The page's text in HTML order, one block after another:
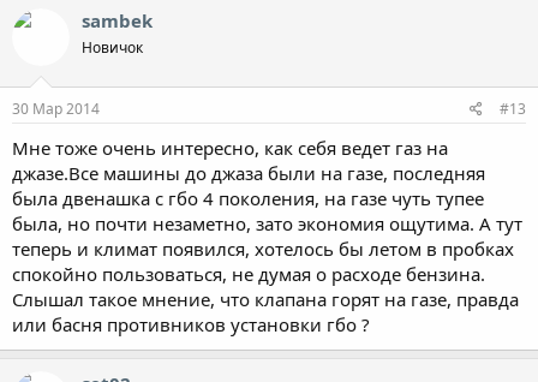
sambek
Новичок
30 Мар 2014 #13
Мне тоже очень интересно, как себя ведет газ на
джазе.Все машины до джаза были на газе, последняя
была двенашка с гбо 4 поколения, на газе чуть тупее
была, но почти незаметно, зато экономия ощутима. А тут
теперь и климат появился, хотелось бы летом в пробках
спокойно пользоваться, не думая о расходе бензина.
Слышал такое мнение, что клапана горят на газе, правда
или басня противников установки гбо ?